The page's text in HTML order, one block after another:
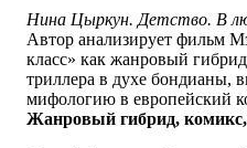
Нина Цыркун. Детство. В
Автор анализирует фильм
класс» как жанровый
триллера в духе
мифологию в европейский
Жанровый гибрид,